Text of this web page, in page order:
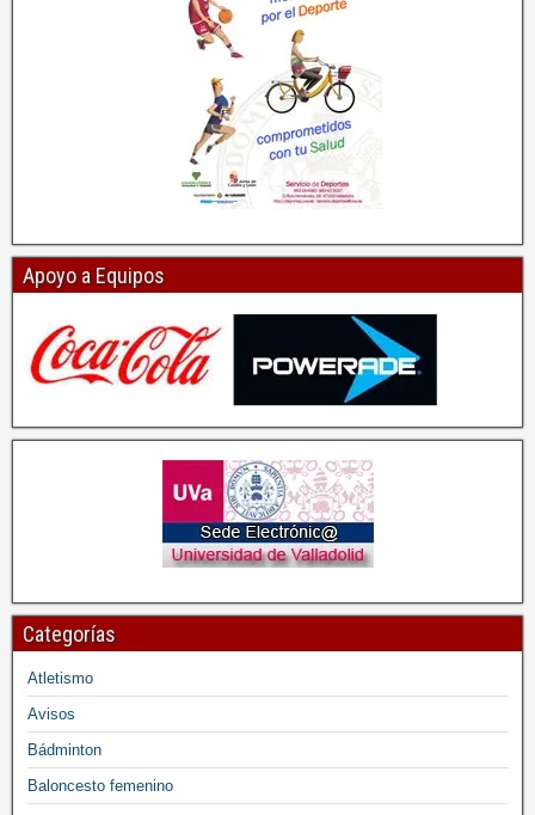
Apoyo a Equipos
Categorías
Atletismo
Avisos
Bádminton
Baloncesto femenino